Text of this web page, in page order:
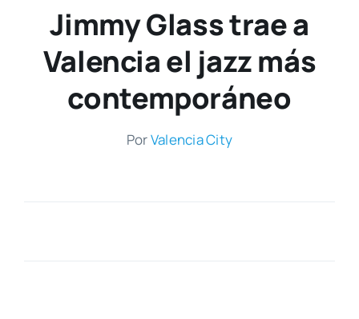
Jimmy Glass trae a
Valencia el jazz más
contemporáneo
PorValen­cia City